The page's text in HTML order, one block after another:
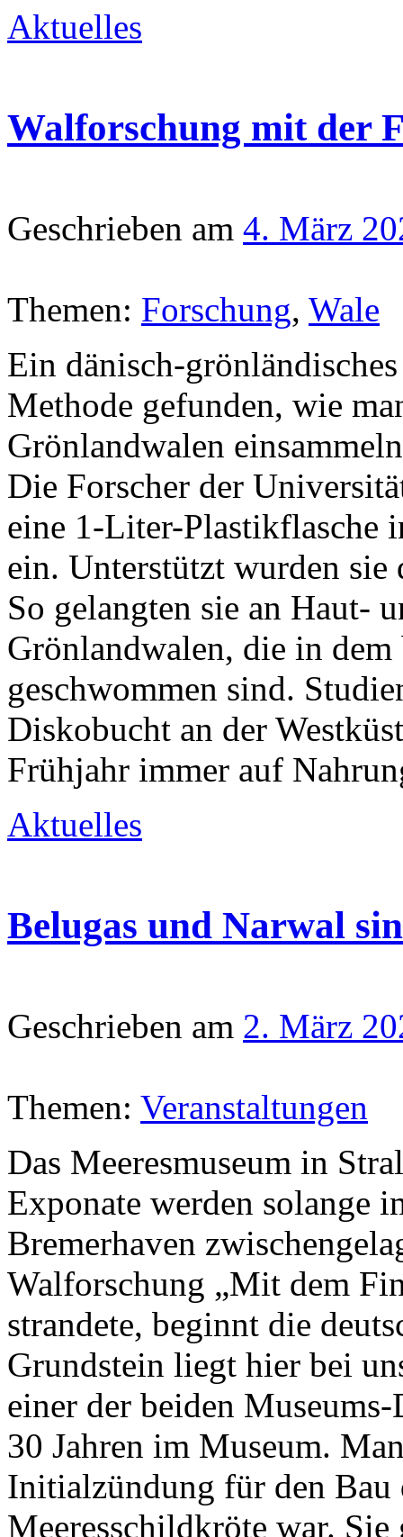
Aktuelles
Walforschung mit der
Geschrieben am 4. März
Themen: Forschung, Wale
Ein dänisch-
Methode gefunden, wie
Grönlandwalen
Die Forscher der
eine 1-Liter-Plastikflasche
ein. Unterstützt wurden sie
So gelangten sie an Haut-
Grönlandwalen, die in dem
geschwommen sind.
Diskobucht an der
Frühjahr immer auf
Aktuelles
Belugas und Narwal
Geschrieben am 2. März
Themen: Veranstaltungen
Das Meeresmuseum in
Exponate werden solange
Bremerhaven
Walforschung „Mit dem
strandete, beginnt die
Grundstein liegt hier bei
einer der beiden
30 Jahren im Museum.
Initialzündung für den Bau
Meeresschildkröte war.